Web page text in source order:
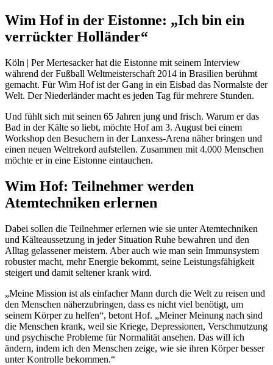
Wim Hof in der Eistonne: „Ich bin ein
verrückter Holländer“
Köln | Per Mertesacker hat die Eistonne mit seinem Interview
während der Fußball Weltmeisterschaft 2014 in Brasilien berühmt
gemacht. Für Wim Hof ist der Gang in ein Eisbad das Normalste der
Welt. Der Niederländer macht es jeden Tag für mehrere Stunden.
Und fühlt sich mit seinen 65 Jahren jung und frisch. Warum er das
Bad in der Kälte so liebt, möchte Hof am 3. August bei einem
Workshop den Besuchern in der Lanxess-Arena näher bringen und
einen neuen Weltrekord aufstellen. Zusammen mit 4.000 Menschen
möchte er in eine Eistonne eintauchen.
Wim Hof: Teilnehmer werden
Atemtechniken erlernen
Dabei sollen die Teilnehmer erlernen wie sie unter Atemtechniken
und Kälteaussetzung in jeder Situation Ruhe bewahren und den
Alltag gelassener meistern. Aber auch wie man sein Immunsystem
robuster macht, mehr Energie bekommt, seine Leistungsfähigkeit
steigert und damit seltener krank wird.
„Meine Mission ist als einfacher Mann durch die Welt zu reisen und
den Menschen näherzubringen, dass es nicht viel benötigt, um
seinem Körper zu helfen“, betont Hof. „Meiner Meinung nach sind
die Menschen krank, weil sie Kriege, Depressionen, Verschmutzung
und psychische Probleme für Normalität ansehen. Das will ich
ändern, indem ich den Menschen zeige, wie sie ihren Körper besser
unter Kontrolle bekommen.“